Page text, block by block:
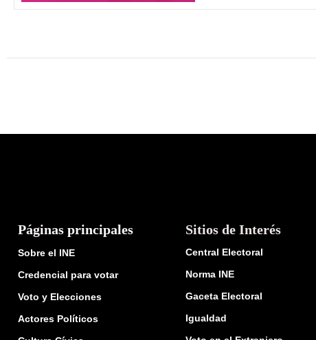
Páginas principales
Sobre el INE
Credencial para votar
Voto y Elecciones
Actores Políticos
Sitios de Interés
Central Electoral
Norma INE
Gaceta Electoral
Igualdad